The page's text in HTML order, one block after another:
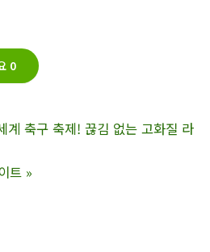
0
계 축구 축제! 끊김 없는 고화질 라
트 »